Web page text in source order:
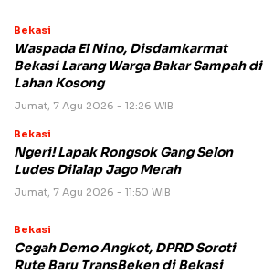
Bekasi
Waspada El Nino, Disdamkarmat
Bekasi Larang Warga Bakar Sampah di
Lahan Kosong
Jumat, 7 Agu 2026 - 12:26 WIB
Bekasi
Ngeri! Lapak Rongsok Gang Selon
Ludes Dilalap Jago Merah
Jumat, 7 Agu 2026 - 11:50 WIB
Bekasi
Cegah Demo Angkot, DPRD Soroti
Rute Baru TransBeken di Bekasi